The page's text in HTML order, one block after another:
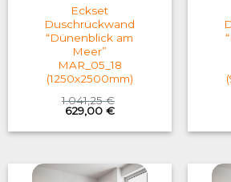
Eckset
Duschrückwand
“Dünenblick am
Meer”
MAR_05_18
(1250x2500mm)
1.041,25€
Original
price
was:
629,00 €Current
is: